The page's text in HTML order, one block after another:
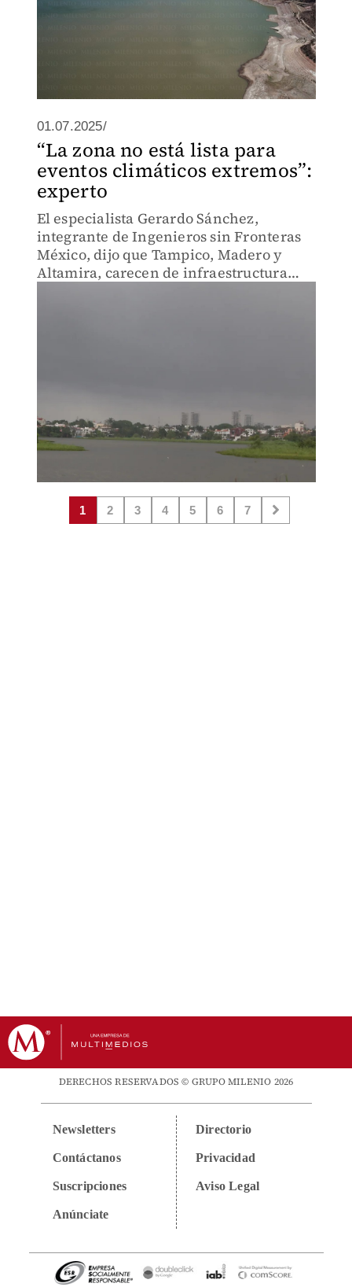
01.07.2025/
“La zona no está lista para
eventos climáticos extremos”:
experto
El especialista Gerardo Sánchez,
integrante de Ingenieros sin Fronteras
México, dijo que Tampico, Madero y
Altamira, carecen de infraestructura
1 2 3 4 5 6 7
DERECHOS RESERVADOS © GRUPO MILENIO 2026
Newsletters
Contáctanos
Suscripciones
Anúnciate
Directorio
Privacidad
Aviso Legal